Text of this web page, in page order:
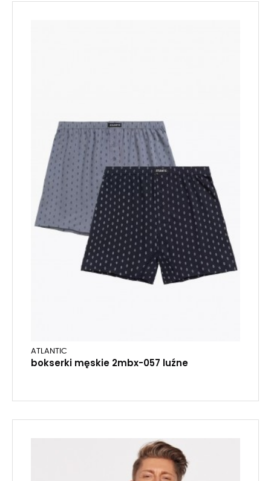
ATLANTIC
bokserki męskie 2mbx-057 luźne